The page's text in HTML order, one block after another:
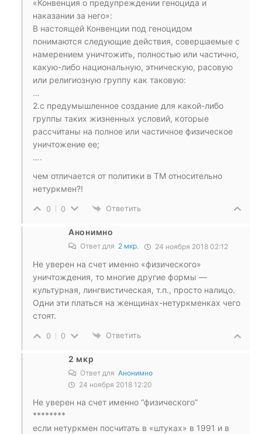
«Конвенция о предупреждении геноцида и
наказании за него»:
В настоящей Конвенции под геноцидом
понимаются следующие действия, совершаемые с
намерением уничтожить, полностью или частично,
какую-либо национальную, этническую, расовую
или религиозную группу как таковую:
…
2.с предумышленное создание для какой-либо
группы таких жизненных условий, которые
рассчитаны на полное или частичное физическое
уничтожение ее;
….
чем отличается от политики в ТМ относительно
нетуркмен?!
0 0 Ответить
Анонимно
Ответ для 2 мкр. 24 ноября 2018 02:12
Не уверен на счет именно «физического»
уничтождения, то многие другие формы —
культурная, лингвистическая, т.п., просто налицо.
Одни эти платься на женщинах-нетуркменках чего
стоят.
0 0 Ответить
2 мкр
Ответ для Анонимно
24 ноября 2018 12:20
Не уверен на счет именно “физического”
********
если нетуркмен посчитать в «штуках» в 1991 и в